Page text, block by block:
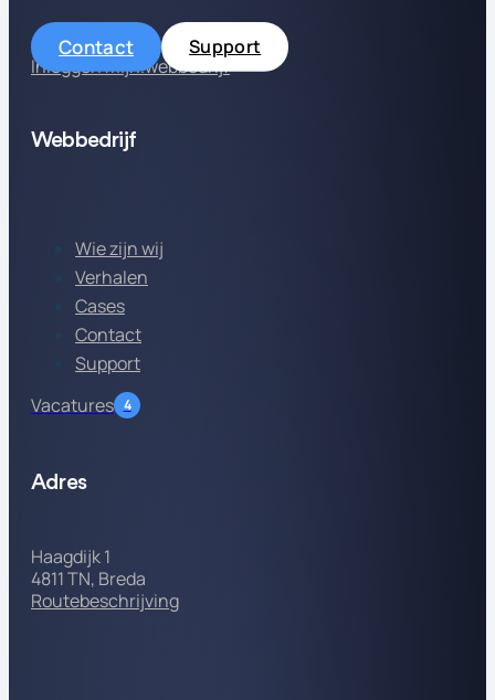
Contact
Support
Inloggen mijn.webbedrijf
Webbedrijf
Wie zijn wij
Verhalen
Cases
Contact
Support
Vacatures 4
Adres
Haagdijk 1
4811 TN, Breda
Routebeschrijving